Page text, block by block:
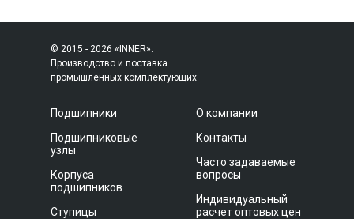
© 2015 - 2026 «INNER»:
Производство и поставка
промышленных комплектующих
Подшипники
Подшипниковые
узлы
Корпуса
подшипников
Ступицы
О компании
Контакты
Часто задаваемые
вопросы
Индивидуальный
расчет оптовых цен